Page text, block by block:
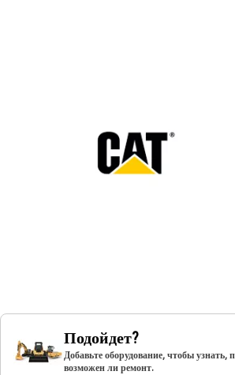
Подойдет?
Добавьте оборудование, чтобы узнать,
возможен ли ремонт.